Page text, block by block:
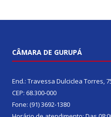
CÂMARA DE GURUPÁ
End.: Travessa Dulciclea Torres,
CEP: 68.300-000
Fone: (91) 3692-1380